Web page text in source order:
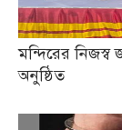
মন্দিরের
অনুষ্ঠিত